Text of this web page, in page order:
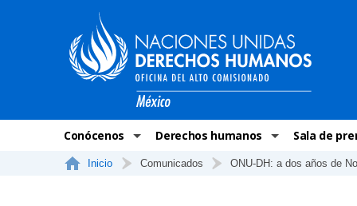
Conócenos
La ONU-DH en el mundo
Derechos humanos
¿Qué son los derechos humanos?
Sala de
Inicio Comunicados ONU-DH: a dos años de